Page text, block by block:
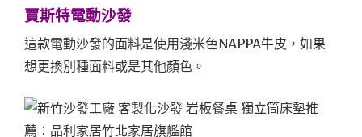
賈斯特電動沙發
這款電動沙發的面料是使用淺米色NAPPA牛皮，如果
想更換別種面料或是其他顏色。